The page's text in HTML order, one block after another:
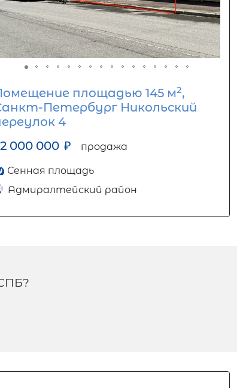
площадью 145 м2,
Петербург Никольский
4
000 000 ₽ продажа
Сенная площадь
Адмиралтейский район